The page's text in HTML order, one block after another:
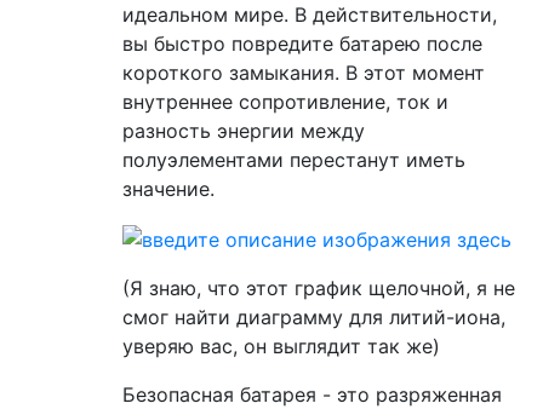
идеальном мире. В действительности,
вы быстро повредите батарею после
короткого замыкания. В этот момент
внутреннее сопротивление, ток и
разность энергии между
полуэлементами перестанут иметь
значение.
(Я знаю, что этот график щелочной, я не
смог найти диаграмму для литий-иона,
уверяю вас, он выглядит так же)
Безопасная батарея - это разряженная